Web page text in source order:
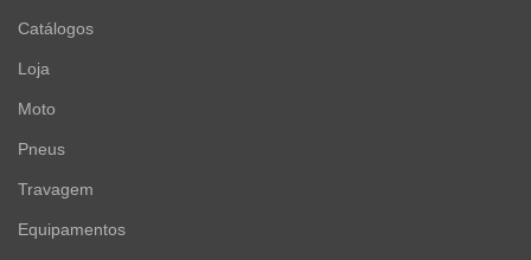
Catálogos
Loja
Moto
Pneus
Travagem
Equipamentos